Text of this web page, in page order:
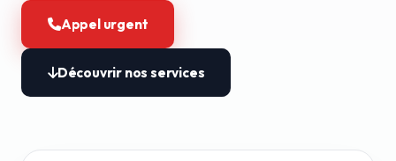
Appel urgent
Découvrir nos services